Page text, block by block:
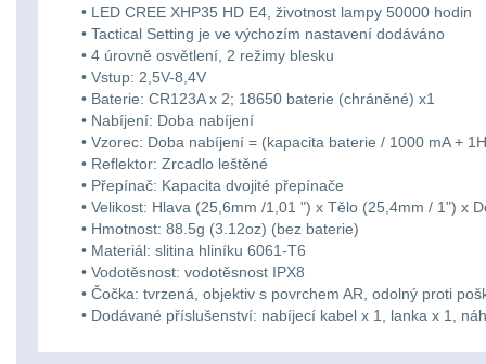
• LED CREE XHP35 HD E4, životnost lampy 50000 hodin
• Tactical Setting je ve výchozím nastavení dodáváno
• 4 úrovně osvětlení, 2 režimy blesku
• Vstup: 2,5V-8,4V
• Baterie: CR123A x 2; 18650 baterie (chráněné) x1
• Nabíjení: Doba nabíjení
• Vzorec: Doba nabíjení = (kapacita baterie / 1000 mA +
• Reflektor: Zrcadlo leštěné
• Přepínač: Kapacita dvojité přepínače
• Velikost: Hlava (25,6mm /1,01 ") x Tělo (25,4mm / 1") x
• Hmotnost: 88.5g (3.12oz) (bez baterie)
• Materiál: slitina hliníku 6061-T6
• Vodotěsnost: vodotěsnost IPX8
• Čočka: tvrzená, objektiv s povrchem AR, odolný proti
• Dodávané příslušenství: nabíjecí kabel x 1, lanka x 1,